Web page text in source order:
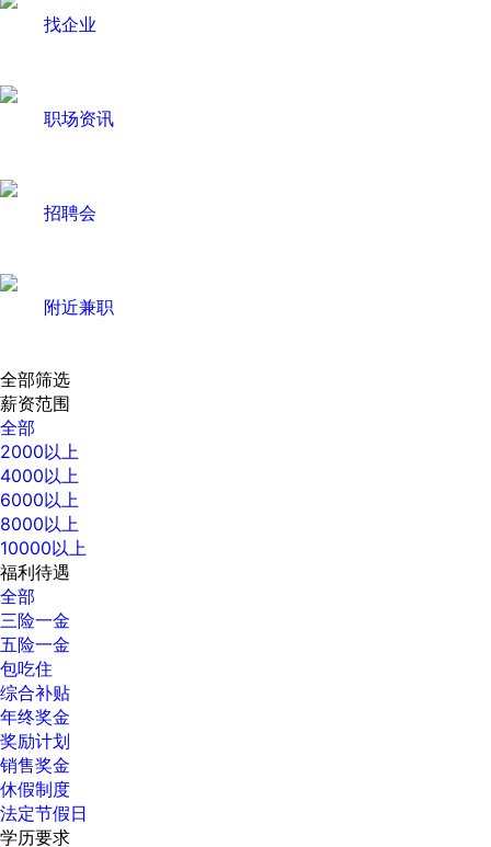
找企业
职场资讯
招聘会
附近兼职
全部筛选
薪资范围
全部
2000以上
4000以上
6000以上
8000以上
10000以上
福利待遇
全部
三险一金
五险一金
包吃住
综合补贴
年终奖金
奖励计划
销售奖金
休假制度
法定节假日
学历要求